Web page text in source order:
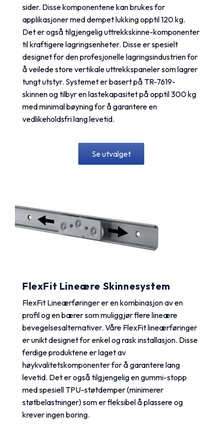
sider. Disse komponentene kan brukes for
applikasjoner med dempet lukking opptil 120 kg.
Det er også tilgjengelig uttrekkskinne-komponenter
til kraftigere lagringsenheter. Disse er spesielt
designet for den profesjonelle lagringsindustrien for
å veilede store vertikale uttrekkspaneler som lagrer
tungt utstyr. Systemet er basert på TR-7619-
skinnen og tilbyr en lastekapasitet på opptil 300 kg
med minimal bøyning for å garantere en
vedlikeholdsfri lang levetid.
Se utvalget
FlexFit Lineære Skinnesystem
FlexFit Lineærføringer er en kombinasjon av en
profil og en bærer som muliggjør flere lineære
bevegelsesalternativer. Våre FlexFit lineærføringer
er unikt designet for enkel og rask installasjon. Disse
ferdige produktene er laget av
høykvalitetskomponenter for å garantere lang
levetid. Det er også tilgjengelig en gummi-stopp
med spesiell TPU-støtdemper (minimerer
støtbelastninger) som er fleksibel å plassere og
krever ingen boring.